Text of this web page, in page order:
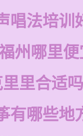
唱法培训
州哪里
里合适吗
有哪些地